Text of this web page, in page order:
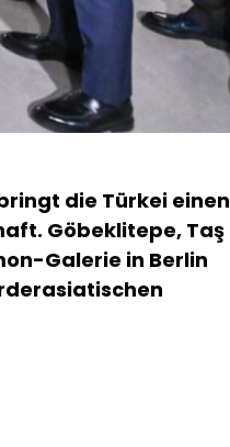
die Türkei einen
Göbeklitepe, Taş
Galerie in Berlin